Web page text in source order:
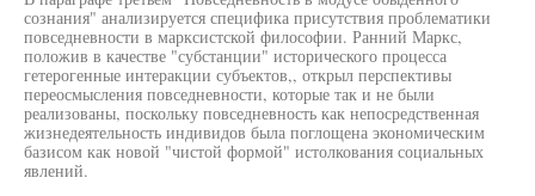
сознания" анализируется специфика присутствия проблематики
повседневности в марксистской философии. Ранний Маркс,
положив в качестве "субстанции" исторического процесса
гетерогенные интеракции субъектов,, открыл перспективы
переосмысления повседневности, которые так и не были
реализованы, поскольку повседневность как непосредственная
жизнедеятельность индивидов была поглощена экономическим
базисом как новой "чистой формой" истолкования социальных
явлений.